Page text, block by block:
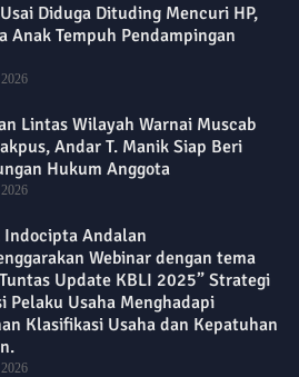
Diduga Dituding Mencuri HP,
Anak Tempuh Pendampingan
Lintas Wilayah Warnai Muscab
Andar T. Manik Siap Beri
Hukum Anggota
Indocipta Andalan
Webinar dengan tema
Update KBLI 2025” Strategi
Pelaku Usaha Menghadapi
Klasifikasi Usaha dan Kepatuhan